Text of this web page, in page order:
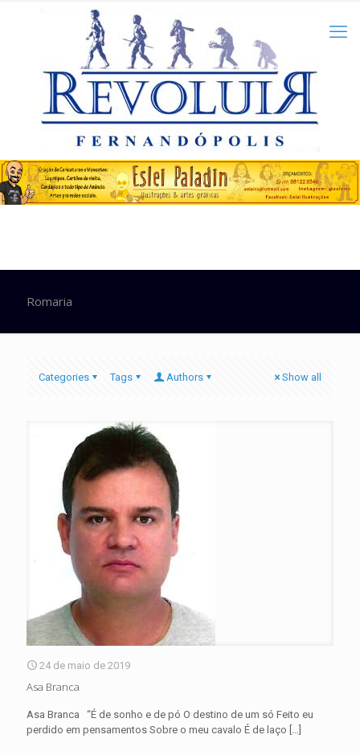
Romaria
Categories Tags Authors Show all
24 de maio de 2019
Asa Branca
Asa Branca “É de sonho e de pó O destino de um só Feito eu
perdido em pensamentos Sobre o meu cavalo É de laço […]